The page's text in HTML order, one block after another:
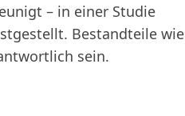
– in einer Studie
Bestandteile wie
sein.